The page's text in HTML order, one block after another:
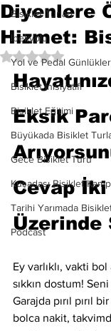
Bisiklet Turları
İpekyolu
Yol ve Pedal
Bisiklet İnisiyatifi
Bisiklet Eğitimi
Büyükada Bisiklet
Gece Bisiklet Turu
Kuşadası Bisiklet
Tarihi Yarımada
Podcast
Diyenlere
Hizmet:
5 üzerinden NaN
Eksik
Cevap
Üzerinde
Ey varlıklı, vakti
sıkkın dostum!
Garajda pırıl pırıl
bolca nakit,